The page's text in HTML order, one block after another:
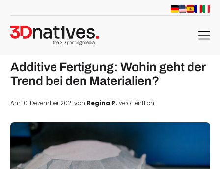
menu
Additive Fertigung: Wohin geht der
Trend bei den Materialien?
Am 10. Dezember 2021 von Regina P. veröffentlicht